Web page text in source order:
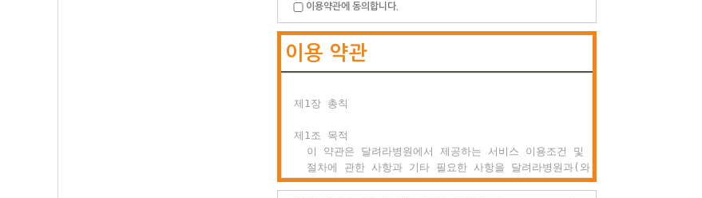
이용약관에 동의합니다.
이용 약관
제1장 총칙
제1조 목적
  이 약관은 달려라병원에서 제공하는 서비스 이용조건 및
  절차에 관한 사항과 기타 필요한 사항을 달려라병원과(와)
  이용자의 권리, 의미 및 책임사항 등을 규정함을 목적으로